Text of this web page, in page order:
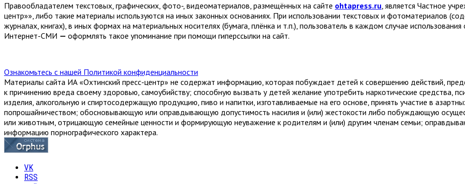
Правообладателем текстовых, графических, фото-, видеоматериалов, размещённых на сайте ohtapress.ru, является Частное
центр»», либо такие материалы используются на иных законных основаниях. При использовании текстовых и фотоматериалов
журналах, книгах), в иных формах на материальных носителях (бумага, плёнка и т.п.), пользователь в каждом случае
Интернет-СМИ — оформлять такое упоминание при помощи гиперссылки на сайт.
Ознакомьтесь с нашей Политикой конфиденциальности
Материалы сайта ИА «Охтинский пресс-центр» не содержат информацию, которая побуждает детей к совершению действий,
к причинению вреда своему здоровью, самоубийству; способную вызвать у детей желание употребить наркотические средства,
изделия, алкогольную и спиртосодержащую продукцию, пиво и напитки, изготавливаемые на его основе, принять участие в
попрошайничеством; обосновывающую или оправдывающую допустимость насилия и (или) жестокости либо побуждающую
или животным, отрицающую семейные ценности и формирующую неуважение к родителям и (или) другим членам семьи;
информацию порнографического характера.
VK
RSS